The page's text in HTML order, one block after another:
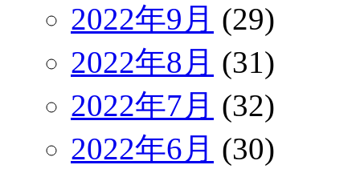
2022年9月 (29)
2022年8月 (31)
2022年7月 (32)
2022年6月 (30)